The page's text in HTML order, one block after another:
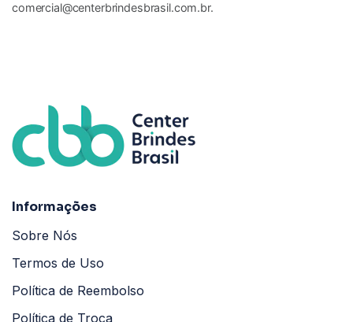
comercial@centerbrindesbrasil.com.br.
Informações
Sobre Nós
Termos de Uso
Política de Reembolso
Política de Troca